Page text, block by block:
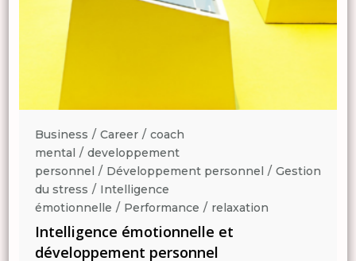
Business Career
coach
mental
developpement
personnel
Développement personnel
Gestion
du stress
Intelligence
émotionnelle
Performance relaxation
Intelligence émotionnelle et
développement personnel